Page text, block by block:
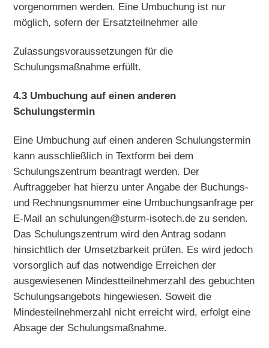
vorgenommen werden. Eine Umbuchung ist nur
möglich, sofern der Ersatzteilnehmer alle
Zulassungsvoraussetzungen für die
Schulungsmaßnahme erfüllt.
4.3 Umbuchung auf einen anderen
Schulungstermin
Eine Umbuchung auf einen anderen Schulungstermin
kann ausschließlich in Textform bei dem
Schulungszentrum beantragt werden. Der
Auftraggeber hat hierzu unter Angabe der Buchungs-
und Rechnungsnummer eine Umbuchungsanfrage per
E-Mail an schulungen@sturm-isotech.de zu senden.
Das Schulungszentrum wird den Antrag sodann
hinsichtlich der Umsetzbarkeit prüfen. Es wird jedoch
vorsorglich auf das notwendige Erreichen der
ausgewiesenen Mindestteilnehmerzahl des gebuchten
Schulungsangebots hingewiesen. Soweit die
Mindesteilnehmerzahl nicht erreicht wird, erfolgt eine
Absage der Schulungsmaßnahme.